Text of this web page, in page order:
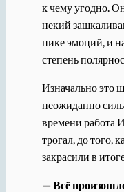
к чему угодно.
некий
пике эмоций, и
степень
Изначально это
неожиданно
времени работа
трогал, до того,
закрасили в
— Всё